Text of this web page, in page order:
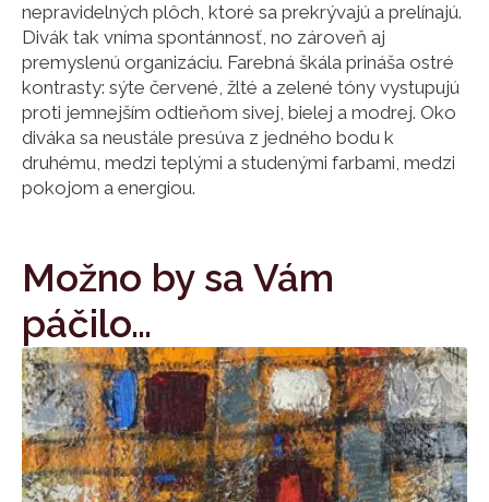
nepravidelných plôch, ktoré sa prekrývajú a prelínajú.
Divák tak vníma spontánnosť, no zároveň aj
premyslenú organizáciu. Farebná škála prináša ostré
kontrasty: sýte červené, žlté a zelené tóny vystupujú
proti jemnejším odtieňom sivej, bielej a modrej. Oko
diváka sa neustále presúva z jedného bodu k
druhému, medzi teplými a studenými farbami, medzi
pokojom a energiou.
Možno by sa Vám
páčilo…